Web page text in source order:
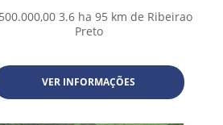
3.6 ha 95 km de Ribeirao
Preto
VER INFORMAÇÕES